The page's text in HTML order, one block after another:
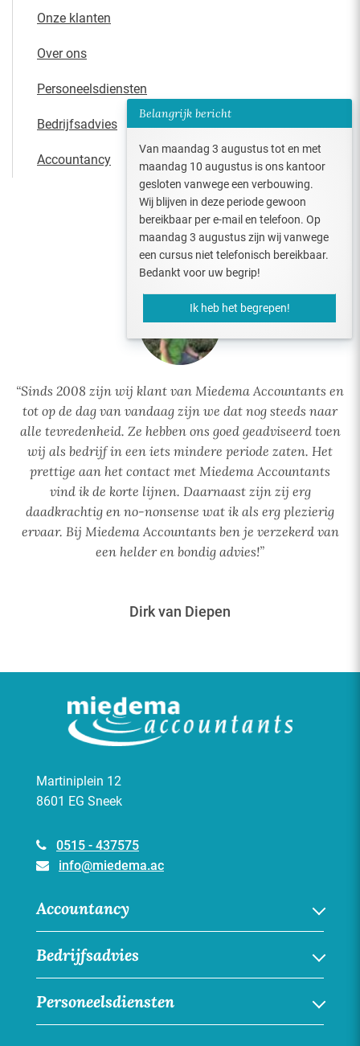
Onze klanten
Over ons
Personeelsdiensten
Bedrijfsadvies
Accountancy
“Sinds 2008 zijn wij klant van Miedema Accountants en
tot op de dag van vandaag zijn we dat nog steeds naar
alle tevredenheid. Ze hebben ons goed geadviseerd toen
wij als bedrijf in een iets mindere periode zaten. Het
prettige aan het contact met Miedema Accountants
vind ik de korte lijnen. Daarnaast zijn zij erg
daadkrachtig en no-nonsense wat ik als erg plezierig
ervaar. Bij Miedema Accountants ben je verzekerd van
een helder en bondig advies!”
Dirk van Diepen
Belangrijk bericht
Van maandag 3 augustus tot en met
maandag 10 augustus is ons kantoor
gesloten vanwege een verbouwing.
Wij blijven in deze periode gewoon
bereikbaar per e-mail en telefoon. Op
maandag 3 augustus zijn wij vanwege
een cursus niet telefonisch bereikbaar.
Bedankt voor uw begrip!
Ik heb het begrepen!
Martiniplein 12
8601 EG Sneek
0515 - 437575
info@miedema.ac
Accountancy
Financiële administratie
Jaarrekening
Overige accountancydiensten
Bedrijfsadvies
Bedrijfsadvies
Personeelsdiensten